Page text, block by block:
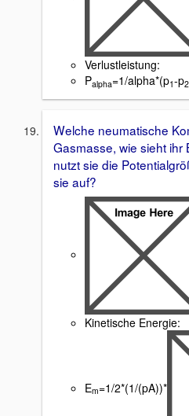
Verlustleistung:
Palpha=1/alpha*(p1-p2
Welche neumatische
Gasmasse, wie sieht ihr
nutzt sie die
sie auf?
Kinetische Energie:
Em=1/2*(1/(pA))*